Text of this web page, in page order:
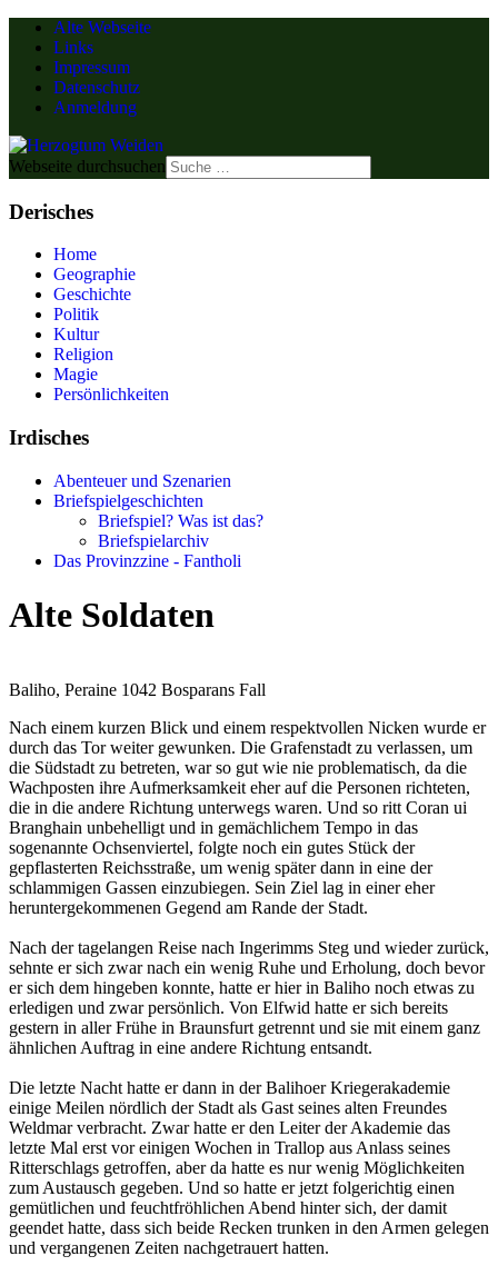
Alte Webseite
Links
Impressum
Datenschutz
Anmeldung
Webseite durchsuchen
Derisches
Home
Geographie
Geschichte
Politik
Kultur
Religion
Magie
Persönlichkeiten
Irdisches
Abenteuer und Szenarien
Briefspielgeschichten
Briefspiel? Was ist das?
Briefspielarchiv
Das Provinzzine - Fantholi
Alte Soldaten
Baliho, Peraine 1042 Bosparans Fall
Nach einem kurzen Blick und einem respektvollen Nicken wurde er
durch das Tor weiter gewunken. Die Grafenstadt zu verlassen, um
die Südstadt zu betreten, war so gut wie nie problematisch, da die
Wachposten ihre Aufmerksamkeit eher auf die Personen richteten,
die in die andere Richtung unterwegs waren. Und so ritt Coran ui
Branghain unbehelligt und in gemächlichem Tempo in das
sogenannte Ochsenviertel, folgte noch ein gutes Stück der
gepflasterten Reichsstraße, um wenig später dann in eine der
schlammigen Gassen einzubiegen. Sein Ziel lag in einer eher
heruntergekommenen Gegend am Rande der Stadt.
Nach der tagelangen Reise nach Ingerimms Steg und wieder zurück,
sehnte er sich zwar nach ein wenig Ruhe und Erholung, doch bevor
er sich dem hingeben konnte, hatte er hier in Baliho noch etwas zu
erledigen und zwar persönlich. Von Elfwid hatte er sich bereits
gestern in aller Frühe in Braunsfurt getrennt und sie mit einem ganz
ähnlichen Auftrag in eine andere Richtung entsandt.
Die letzte Nacht hatte er dann in der Balihoer Kriegerakademie
einige Meilen nördlich der Stadt als Gast seines alten Freundes
Weldmar verbracht. Zwar hatte er den Leiter der Akademie das
letzte Mal erst vor einigen Wochen in Trallop aus Anlass seines
Ritterschlags getroffen, aber da hatte es nur wenig Möglichkeiten
zum Austausch gegeben. Und so hatte er jetzt folgerichtig einen
gemütlichen und feuchtfröhlichen Abend hinter sich, der damit
geendet hatte, dass sich beide Recken trunken in den Armen gelegen
und vergangenen Zeiten nachgetrauert hatten.